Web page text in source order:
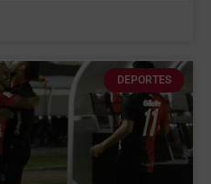
DEPORTES